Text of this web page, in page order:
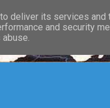
deliver its services and
and security